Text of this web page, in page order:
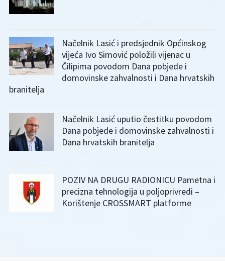
Načelnik Lasić i predsjednik Općinskog
vijeća Ivo Simović položili vijenac u
Čilipima povodom Dana pobjede i
domovinske zahvalnosti i Dana hrvatskih
branitelja
Načelnik Lasić uputio čestitku povodom
Dana pobjede i domovinske zahvalnosti i
Dana hrvatskih branitelja
POZIV NA DRUGU RADIONICU Pametna i
precizna tehnologija u poljoprivredi –
Korištenje CROSSMART platforme